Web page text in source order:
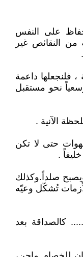
على النفس
من النقائص غير
فلنجعلها داعمة
نحو مستقبل
الآنية .
حتى لا تكن
.
صلداً.وكذلك
تُشكّل وعيّه
كالصداقة بعد